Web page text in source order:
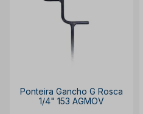
Ponteira Gancho G Rosca
1/4" 153 AGMOV